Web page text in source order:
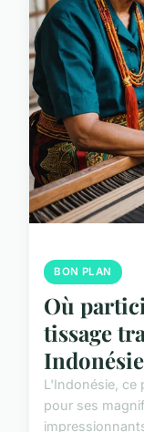
BON PLAN
Où
tissage
L'Indonésie, ce
pour ses